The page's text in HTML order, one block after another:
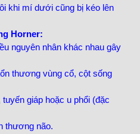
khi mí dưới cũng bị kéo lên
Horner:
nguyên nhân khác nhau gây
thương vùng cổ, cột sống
giáp hoặc u phổi (đặc
thương não.